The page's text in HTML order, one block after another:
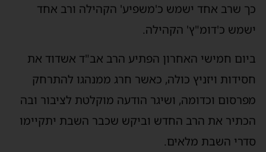
כך שרב אחד ישמש כ'משפיע' הקהילה ורב אחד
ישמש כ'דומ"ץ' הקהילה.
ביום חמישי האחרון הפתיע הרב אב"ד אשדוד את
חסידות ויזניץ כולה, כאשר חרג ממנהגו להתרחק
מפרסום וכדומה, ושיגר הודעה מוקלטת לציבור ובה
הכתיר את הרב החדש וביקש שכבר השבת יתקיימו
סדרי השבת מלאים.